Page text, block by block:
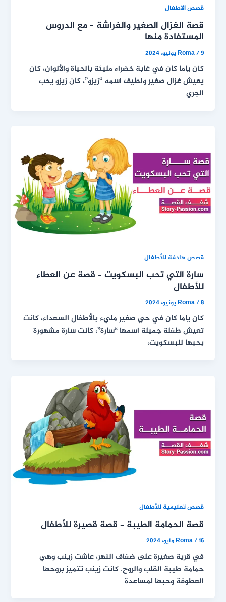
قصص الاطفال
قصة الغزال الصغير والفراشة – مع الدروس
المستفادة منها
Roma/9 يونيو، 2024
كان ياما كان في غابة خضراء مليئة بالحياة والألوان، كان
يعيش غزال صغير ولطيف اسمه “زيزو”، كان زيزو يحب
الجري
قصص هادفة للأطفال
سارة التي تحب البسكويت – قصة عن العطاء
للأطفال
Roma/8 يونيو، 2024
كان ياما كان في حي صغير مليء بالأطفال السعداء، كانت
تعيش طفلة جميلة اسمها “سارة”، كانت سارة مشهورة
بحبها للبسكويت،
قصص تعليمية للأطفال
قصة الحمامة الطيبة – قصة قصيرة للأطفال
Roma/16 مايو، 2024
في قرية صغيرة على ضفاف النهر، عاشت زينب وهي
حمامة طيبة القلب والروح. كانت زينب تتميز بروحها
العطوفة وحبها لمساعدة